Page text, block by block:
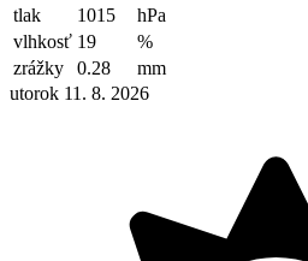
tlak
1015
hPa
vlhkosť 19
%
zrážky
0.28
mm
utorok 11. 8. 2026